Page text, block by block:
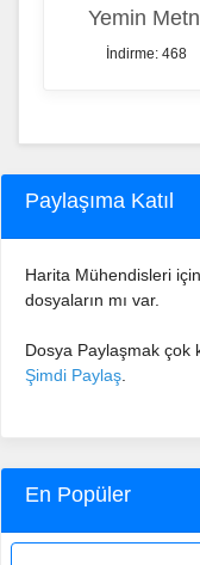
Yemin
İndirme: 468
Paylaşıma Katıl
Harita Mühendisleri
dosyaların mı var.
Dosya Paylaşmak çok
Şimdi Paylaş
En Popüler